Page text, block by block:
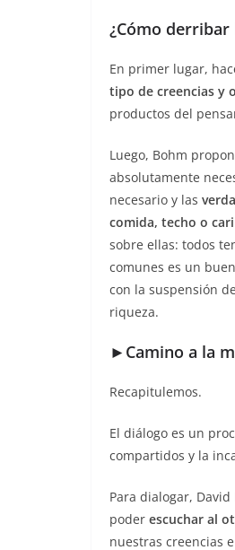
¿Cómo
En primer lugar,
tipo de creencias y
productos del
Luego, Bohm
absolutamente
necesario y las
comida, techo o
sobre ellas: todos
comunes es un
con la suspensión
riqueza.
►Camino a la
Recapitulemos.
El diálogo es un
compartidos y la
Para dialogar,
poder escuchar al
nuestras creencias e